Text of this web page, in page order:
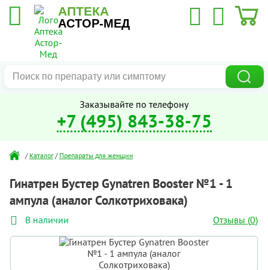
АПТЕКА
АСТОР-МЕД
Заказывайте по телефону
+7 (495) 843-38-75
/ Каталог / Препараты для женщин
Гинатрен Бустер Gynatren Booster №1 - 1
ампула (аналог Солкотриховака)
В наличии Отзывы (0)